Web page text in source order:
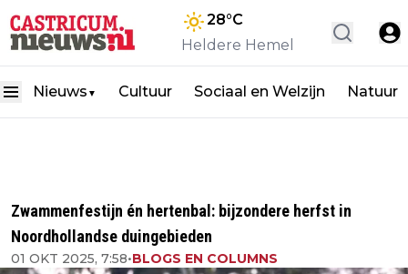
28°C
Heldere Hemel
Nieuws ▼ Cultuur Sociaal en Welzijn Natuur
Zwammenfestijn én hertenbal: bijzondere herfst in
Noordhollandse duingebieden
01 OKT 2025, 7:58•BLOGS EN COLUMNS